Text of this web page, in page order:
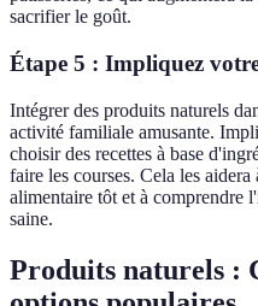
sacrifier le goût.
Étape 5 : Impliquez
Intégrer des produits naturels
activité familiale amusante.
choisir des recettes à base
faire les courses. Cela les
alimentaire tôt et à comprendre
saine.
Produits naturels :